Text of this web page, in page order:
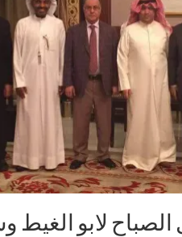
لابو الغيط